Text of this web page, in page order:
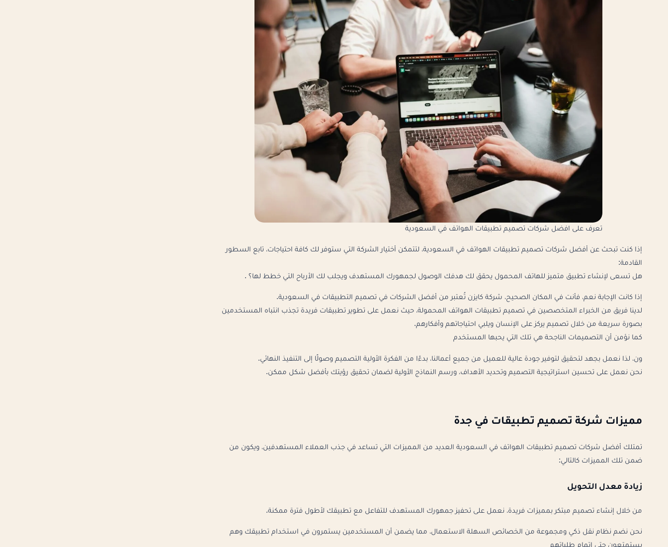
تعرف على افضل شركات تصميم تطبيقات الهواتف في السعودية
إذا كنت تبحث عن أفضل شركات تصميم تطبيقات الهواتف في السعودية، لتتمكن أختيار الشركة التي ستوفر لك كافة احتياجات، تابع السطور
القادمة:
هل تسعى لإنشاء تطبيق متميز للهاتف المحمول يحقق لك هدفك الوصول لجمهورك المستهدف ويجلب لك الأرباح التي خطط لها؟ .
إذا كانت الإجابة نعم، فأنت في المكان الصحيح، شركة كايزن تُعتبر من أفضل الشركات في تصميم التطبيقات في السعودية.
لدينا فريق من الخبراء المتخصصين في تصميم تطبيقات الهواتف المحمولة، حيث نعمل على تطوير تطبيقات فريدة تجذب انتباه المستخدمين
بصورة سريعة من خلال تصميم يركز على الإنسان ويلبي احتياجاتهم وأفكارهم.
كما نؤمن أن التصميمات الناجحة هي تلك التي يحبها المستخدم
ون، لذا نعمل بجهد لتحقيق لتوفير جودة عالية للعميل من جميع أعمالنا، بدءًا من الفكرة الأولية التصميم وصولًا إلى التنفيذ النهائي.
نحن نعمل على تحسين استراتيجية التصميم وتحديد الأهداف، ورسم النماذج الأولية لضمان تحقيق رؤيتك بأفضل شكل ممكن.
مميزات شركة تصميم تطبيقات في جدة
تمتلك أفضل شركات تصميم تطبيقات الهواتف في السعودية العديد من المميزات التي تساعد في جذب العملاء المستهدفين، ويكون من
ضمن تلك المميزات كالتالي:
زيادة معدل التحويل
من خلال إنشاء تصميم مبتكر بمميزات فريدة، نعمل على تحفيز جمهورك المستهدف للتفاعل مع تطبيقك لأطول فترة ممكنة.
نحن نضم نظام نقل ذكي ومجموعة من الخصائص السهلة الاستعمال، مما يضمن أن المستخدمين يستمرون في استخدام تطبيقك وهم